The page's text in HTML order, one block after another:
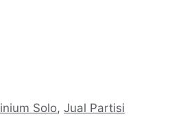
Solo,Jual Partisi